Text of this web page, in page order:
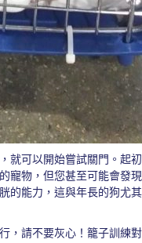
就可以開始嘗試關門。起
寵物，但您甚至可能會發
的能力，這與年長的狗尤
，請不要灰心！籠子訓